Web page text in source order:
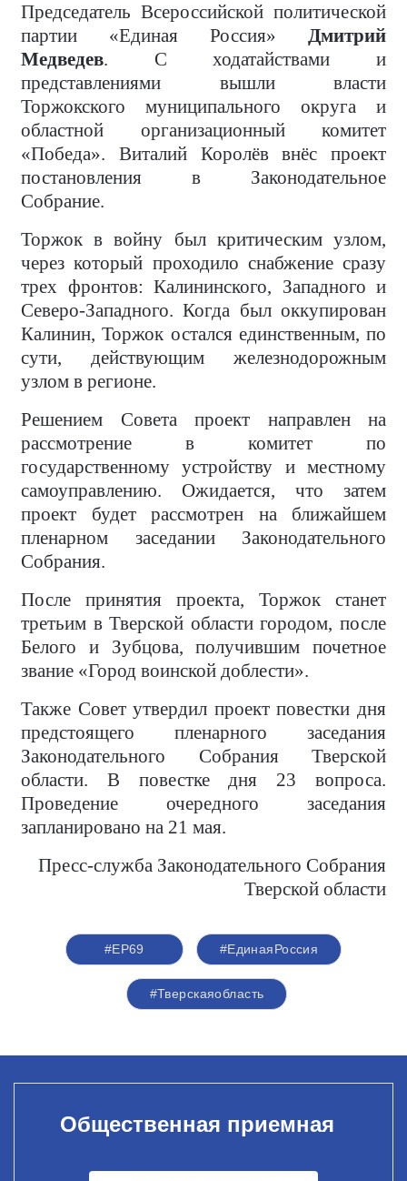
Председатель Всероссийской политической
партии «Единая Россия» Дмитрий
Медведев. С ходатайствами и
представлениями вышли власти
Торжокского муниципального округа и
областной организационный комитет
«Победа». Виталий Королёв внёс проект
постановления в Законодательное
Собрание.
Торжок в войну был критическим узлом,
через который проходило снабжение сразу
трех фронтов: Калининского, Западного и
Северо-Западного. Когда был оккупирован
Калинин, Торжок остался единственным, по
сути, действующим железнодорожным
узлом в регионе.
Решением Совета проект направлен на
рассмотрение в комитет по
государственному устройству и местному
самоуправлению. Ожидается, что затем
проект будет рассмотрен на ближайшем
пленарном заседании Законодательного
Собрания.
После принятия проекта, Торжок станет
третьим в Тверской области городом, после
Белого и Зубцова, получившим почетное
звание «Город воинской доблести».
Также Совет утвердил проект повестки дня
предстоящего пленарного заседания
Законодательного Собрания Тверской
области. В повестке дня 23 вопроса.
Проведение очередного заседания
запланировано на 21 мая.
Пресс-служба Законодательного Собрания
Тверской области
#ЕР69 #ЕдинаяРоссия
#Тверскаяобласть
Общественная приемная